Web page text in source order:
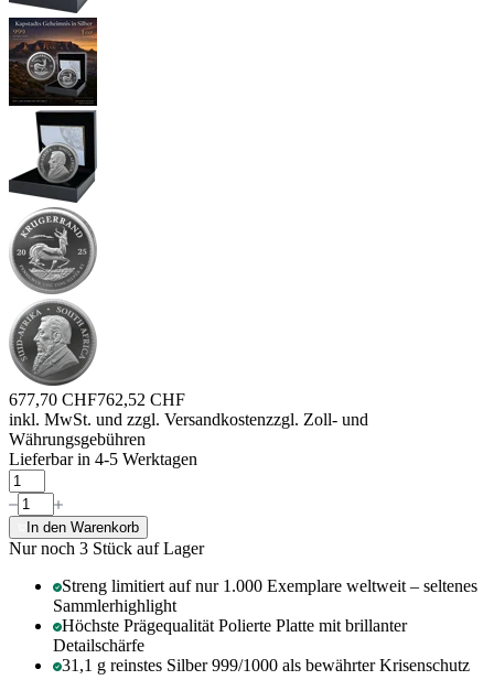
677,70 CHF762,52 CHF
inkl. MwSt. und zzgl. Versandkostenzzgl. Zoll- und
Währungsgebühren
Lieferbar in 4-5 Werktagen
In den Warenkorb
Nur noch 3 Stück auf Lager
Streng limitiert auf nur 1.000 Exemplare weltweit – seltenes
Sammlerhighlight
Höchste Prägequalität Polierte Platte mit brillanter
Detailschärfe
31,1 g reinstes Silber 999/1000 als bewährter Krisenschutz